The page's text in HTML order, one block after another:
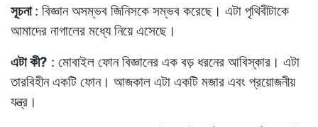
সূচনা: বিজ্ঞান অসম্ভব জিনিসকে সম্ভব করেছে। এটা পৃথিবীটাকে
আমাদের নাগালের মধ্যে নিয়ে এসেছে।
এটা কী? : মােবাইল ফোন বিজ্ঞানের এক বড় ধরনের আবিস্কার। এটা
তারবিহীন একটি ফোন। আজকাল এটা একটি মজার এবং প্রয়ােজনীয়
যন্ত্র।